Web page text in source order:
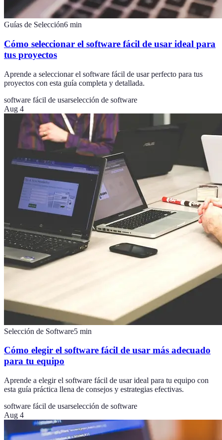
Guías de Selección6 min
Cómo seleccionar el software fácil de usar ideal para
tus proyectos
Aprende a seleccionar el software fácil de usar perfecto para tus
proyectos con esta guía completa y detallada.
software fácil de usarselección de software
Aug 4
Selección de Software5 min
Cómo elegir el software fácil de usar más adecuado
para tu equipo
Aprende a elegir el software fácil de usar ideal para tu equipo con
esta guía práctica llena de consejos y estrategias efectivas.
software fácil de usarselección de software
Aug 4